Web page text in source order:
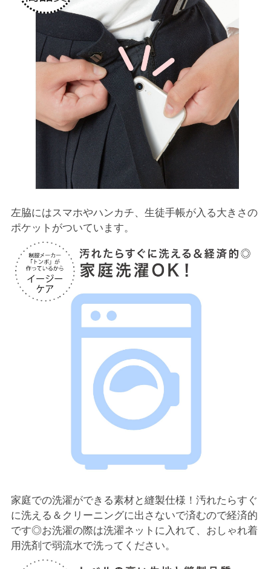
左脇にはスマホやハンカチ、生徒手帳が入る大きさの
ポケットがついています。
家庭での洗濯ができる素材と縫製仕様！汚れたらすぐ
に洗える＆クリーニングに出さないで済むので経済的
です◎お洗濯の際は洗濯ネットに入れて、おしゃれ着
用洗剤で弱流水で洗ってください。